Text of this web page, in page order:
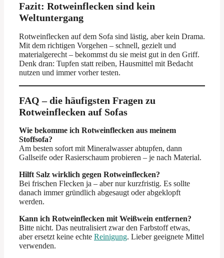
Fazit: Rotweinflecken sind kein
Weltuntergang
Rotweinflecken auf dem Sofa sind lästig, aber kein Drama.
Mit dem richtigen Vorgehen – schnell, gezielt und
materialgerecht – bekommst du sie meist gut in den Griff.
Denk dran: Tupfen statt reiben, Hausmittel mit Bedacht
nutzen und immer vorher testen.
FAQ – die häufigsten Fragen zu
Rotweinflecken auf Sofas
Wie bekomme ich Rotweinflecken aus meinem
Stoffsofa?
Am besten sofort mit Mineralwasser abtupfen, dann
Gallseife oder Rasierschaum probieren – je nach Material.
Hilft Salz wirklich gegen Rotweinflecken?
Bei frischen Flecken ja – aber nur kurzfristig. Es sollte
danach immer gründlich abgesaugt oder abgeklopft
werden.
Kann ich Rotweinflecken mit Weißwein entfernen?
Bitte nicht. Das neutralisiert zwar den Farbstoff etwas,
aber ersetzt keine echte Reinigung. Lieber geeignete Mittel
verwenden.